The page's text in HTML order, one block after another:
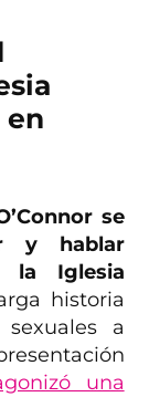
en
se
y hablar
la Iglesia
historia
a
una